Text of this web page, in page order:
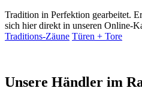
Tradition in Perfektion gearbeitet.
sich hier direkt in unseren Online-
Traditions-Zäune Türen + Tore
Unsere Händler im